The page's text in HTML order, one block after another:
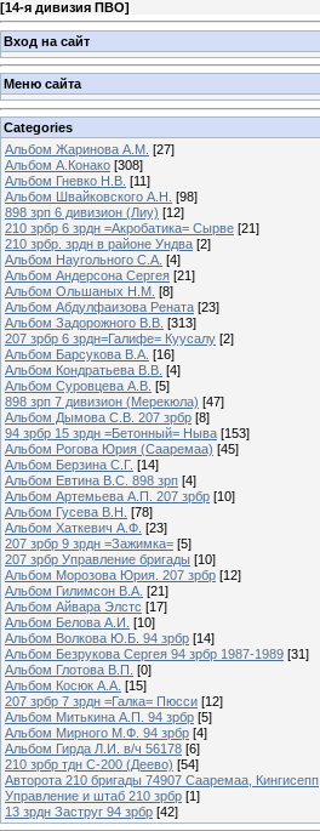
[14-я дивизия ПВО]
Вход на сайт
Меню сайта
Categories
Альбом Жаринова А.М. [27]
Альбом А.Конако [308]
Альбом Гневко Н.В. [11]
Альбом Швайковского А.Н. [98]
898 зрп 6 дивизион (Лиу) [12]
210 зрбр 6 зрдн =Акробатика= Сырве [21]
210 зрбр. зрдн в районе Ундва [2]
Альбом Наугольного С.А. [4]
Альбом Андерсона Сергея [21]
Альбом Ольшаных Н.М. [8]
Альбом Абдулфаизова Рената [23]
Альбом Задорожного В.В. [313]
207 зрбр 6 зрдн=Галифе= Куусалу [2]
Альбом Барсукова В.А. [16]
Альбом Кондратьева В.В. [4]
Альбом Суровцева А.В. [5]
898 зрп 7 дивизион (Мерекюла) [47]
Альбом Дымова С.В. 207 зрбр [8]
94 зрбр 15 зрдн =Бетонный= Ныва [153]
Альбом Рогова Юрия (Сааремаа) [45]
Альбом Берзина С.Г. [14]
Альбом Евтина В.С. 898 зрп [4]
Альбом Артемьева А.П. 207 зрбр [10]
Альбом Гусева В.Н. [78]
Альбом Хаткевич А.Ф. [23]
207 зрбр 9 зрдн =Зажимка= [5]
207 зрбр Управление бригады [10]
Альбом Морозова Юрия. 207 зрбр [12]
Альбом Гилимсон В.А. [21]
Альбом Айвара Элстс [17]
Альбом Белова А.И. [10]
Альбом Волкова Ю.Б. 94 зрбр [14]
Альбом Безрукова Сергея 94 зрбр 1987-1989 [31]
Альбом Глотова В.П. [0]
Альбом Косюк А.А. [15]
207 зрбр 7 зрдн =Галка= Пюсси [12]
Альбом Митькина А.П. 94 зрбр [5]
Альбом Мирного М.Ф. 94 зрбр [4]
Альбом Гирда Л.И. в/ч 56178 [6]
210 зрбр тдн С-200 (Деево) [54]
Авторота 210 бригады 74907 Сааремаа, Кингисепп
Управление и штаб 210 зрбр [1]
13 зрдн Заструг 94 зрбр [42]